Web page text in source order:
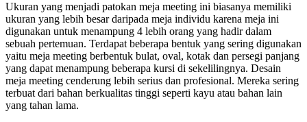
Ukuran yang menjadi patokan meja meeting ini biasanya memiliki
ukuran yang lebih besar daripada meja individu karena meja ini
digunakan untuk menampung 4 lebih orang yang hadir dalam
sebuah pertemuan. Terdapat beberapa bentuk yang sering digunakan
yaitu meja meeting berbentuk bulat, oval, kotak dan persegi panjang
yang dapat menampung beberapa kursi di sekelilingnya. Desain
meja meeting cenderung lebih serius dan profesional. Mereka sering
terbuat dari bahan berkualitas tinggi seperti kayu atau bahan lain
yang tahan lama.